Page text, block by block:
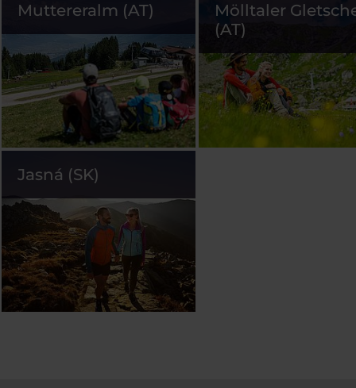
Muttereralm (AT)
Mölltaler
(AT)
Jasná (SK)